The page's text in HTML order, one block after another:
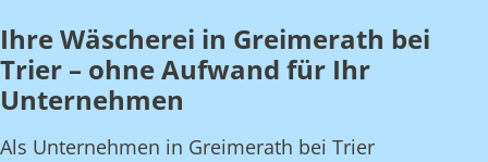
Ihre Wäscherei in Greimerath bei
Trier – ohne Aufwand für Ihr
Unternehmen
Als Unternehmen in Greimerath bei Trier